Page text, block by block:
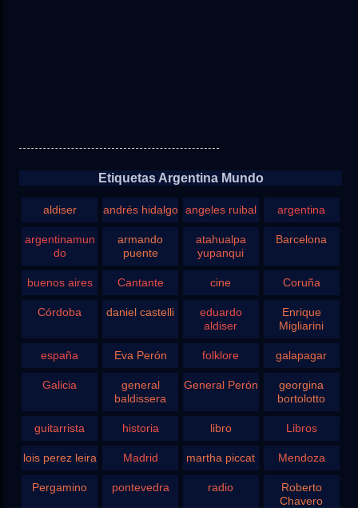
Etiquetas Argentina Mundo
aldiser andrés hidalgo angeles ruibal argentina
argentinamun
do
armando
puente
atahualpa
yupanqui
Barcelona
buenos aires Cantante cine Coruña
Córdoba daniel castelli
eduardo
aldiser
Enrique
Migliarini
españa Eva Perón folklore galapagar
Galicia
general
baldissera
General Perón
georgina
bortolotto
guitarrista historia libro Libros
lois perez leira Madrid martha piccat Mendoza
Pergamino pontevedra radio
Roberto
Chavero